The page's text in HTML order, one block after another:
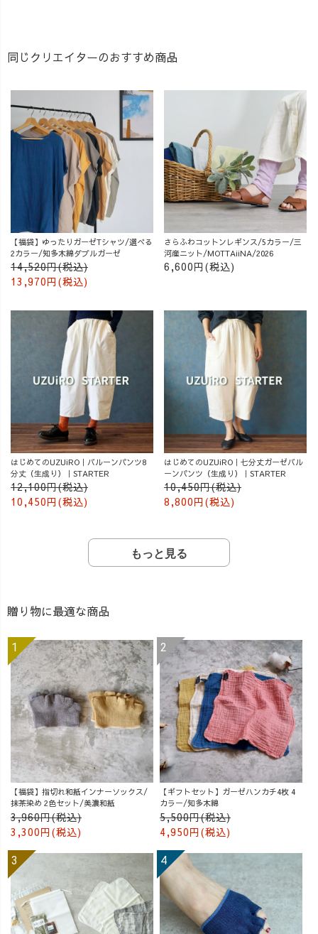
同じクリエイターのおすすめ商品
【福袋】ゆったりガーゼTシャツ/選べる
2カラー/知多木綿ダブルガーゼ
14,520円(税込)
13,970円(税込)
さらふわコットンレギンス/5カラー/三
河産ニット/MOTTAiiNA/2026
6,600円(税込)
はじめてのUZUiRO｜バルーンパンツ8
分丈（生成り）｜STARTER
12,100円(税込)
10,450円(税込)
はじめてのUZUiRO｜七分丈ガーゼバル
ーンパンツ（生成り）｜STARTER
10,450円(税込)
8,800円(税込)
もっと見る
贈り物に最適な商品
【福袋】指切れ和紙インナーソックス/
抹茶染め 2色セット/美濃和紙
3,960円(税込)
3,300円(税込)
【ギフトセット】ガーゼハンカチ4枚 4
カラー/知多木綿
5,500円(税込)
4,950円(税込)